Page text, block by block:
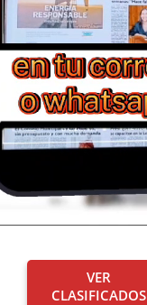
VER
CLASIFICADOS